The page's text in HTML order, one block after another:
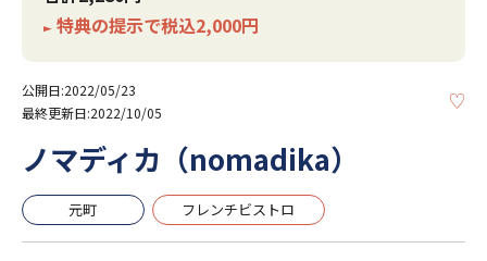
► 特典の提示で税込2,000円
公開日:2022/05/23
最終更新日:2022/10/05
ノマディカ（nomadika）
元町 フレンチビストロ